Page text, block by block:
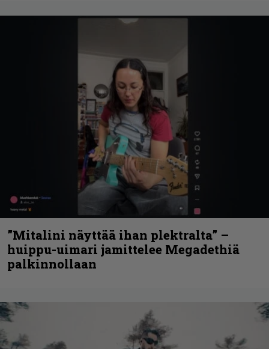
”Mitalini näyttää ihan plektralta” –
huippu-uimari jamittelee Megadethiä
palkinnollaan